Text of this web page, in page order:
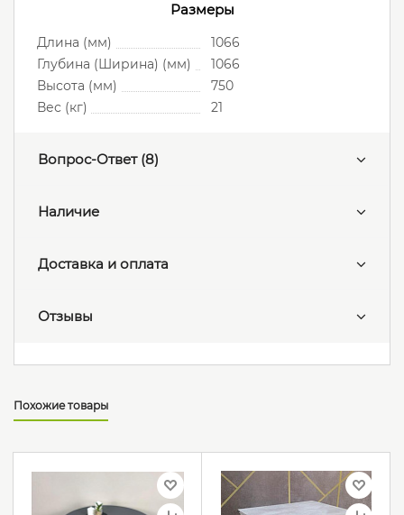
Размеры
Длина (мм)
1066
Глубина (Ширина) (мм)
1066
Высота (мм)
750
Вес (кг)
21
Вопрос-Ответ(8)
Наличие
Доставка и оплата
Отзывы
Похожие товары